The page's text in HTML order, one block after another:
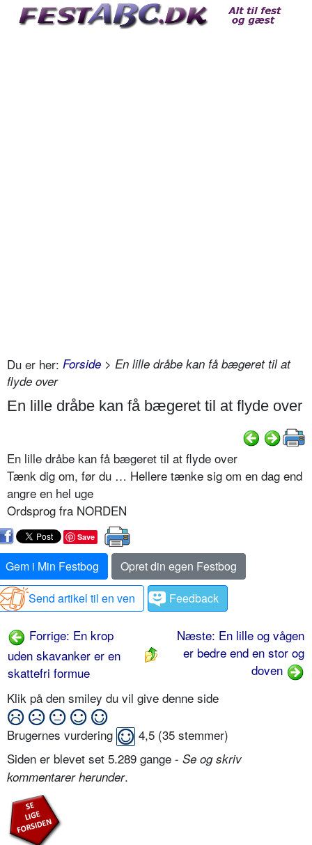
Du er her: Forside > En lille dråbe kan få bægeret til at
flyde over
En lille dråbe kan få bægeret til at flyde over
En lille dråbe kan få bægeret til at flyde over
Tænk dig om, før du … Hellere tænke sig om en dag end
angre en hel uge
Ordsprog fra NORDEN
Save
Gem i Min Festbog
Opret din egen Festbog
Send artikel til en ven
Feedback
Forrige: En krop
uden skavanker er en
skattefri formue
Næste: En lille og vågen
er bedre end en stor og
doven
Klik på den smiley du vil give denne side
Brugernes vurdering 4,5 (35 stemmer)
Siden er blevet set 5.289 gange - Se og skriv
kommentarer herunder.